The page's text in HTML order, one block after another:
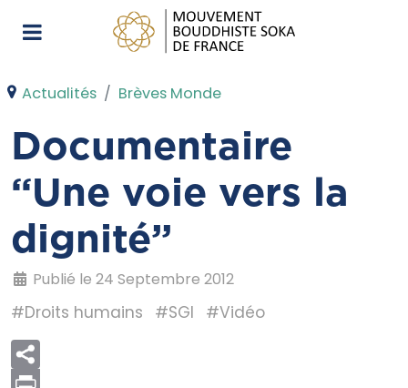
Actualités Brèves Monde
Documentaire
“Une voie vers la
dignité”
Publié le 24 Septembre 2012
#Droits humains #SGI #Vidéo